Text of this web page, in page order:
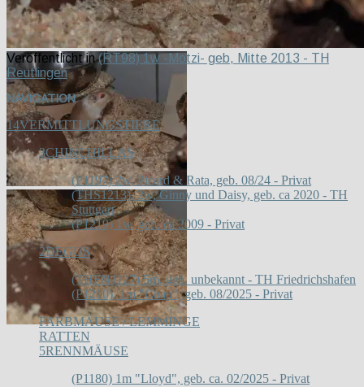
Veröffentlicht in (RT98) 1w -Motzi- geb, Mitte 2013 - TH
Reutlingen
NAVIGATION
14VERMITTLUNGSTIERE
3CHINCHILLAS
(P1197) 2w, Picard & Rata, geb. 08/24 - Privat
(THS1213), 2w, Ginny und Daisy, geb. ca 2020 - TH
Stuttgart
(P1219) 1w, geb. ca 2009 - Privat
2DEGUS
(THFN1127) 5m, geb. unbekannt - TH Friedrichshafen
(P1210), 1m "Chap", geb. 08/2025 - Privat
FARBMÄUSE / LEMMINGE
RATTEN
5RENNMÄUSE
(P1180) 1m "Lloyd", geb. ca. 02/2025 - Privat